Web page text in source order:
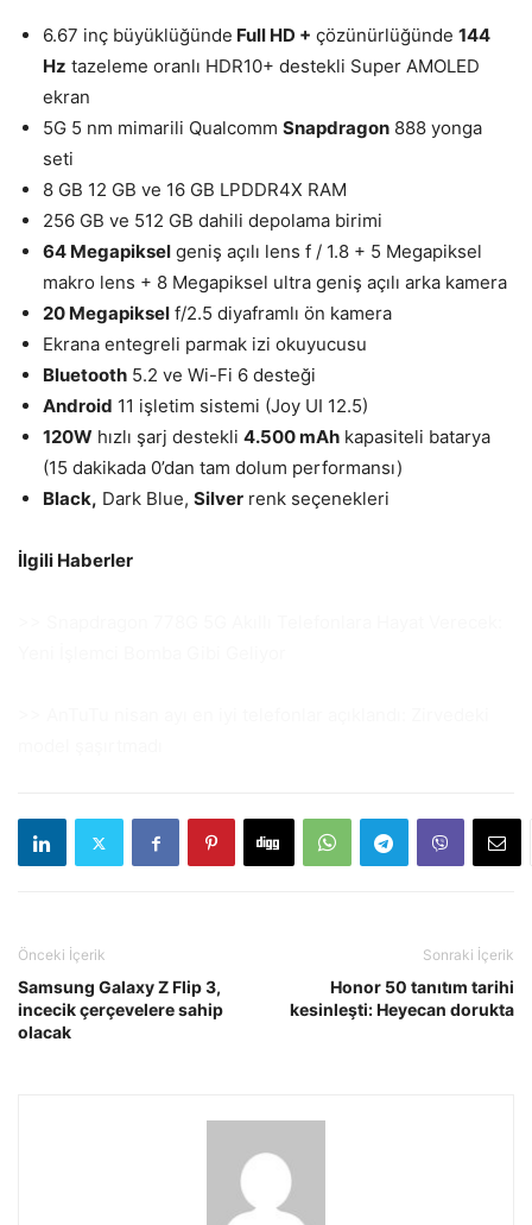
6.67 inç büyüklüğünde Full HD + çözünürlüğünde 144
Hz tazeleme oranlı HDR10+ destekli Super AMOLED
ekran
5G 5 nm mimarili Qualcomm Snapdragon 888 yonga
seti
8 GB 12 GB ve 16 GB LPDDR4X RAM
256 GB ve 512 GB dahili depolama birimi
64 Megapiksel geniş açılı lens f / 1.8 + 5 Megapiksel
makro lens + 8 Megapiksel ultra geniş açılı arka kamera
20 Megapiksel f/2.5 diyaframlı ön kamera
Ekrana entegreli parmak izi okuyucusu
Bluetooth 5.2 ve Wi-Fi 6 desteği
Android 11 işletim sistemi (Joy UI 12.5)
120W hızlı şarj destekli 4.500 mAh kapasiteli batarya
(15 dakikada 0’dan tam dolum performansı)
Black, Dark Blue, Silver renk seçenekleri
İlgili Haberler
Önceki İçerik
Samsung Galaxy Z Flip 3,
incecik çerçevelere sahip
olacak
Sonraki İçerik
Honor 50 tanıtım tarihi
kesinleşti: Heyecan dorukta